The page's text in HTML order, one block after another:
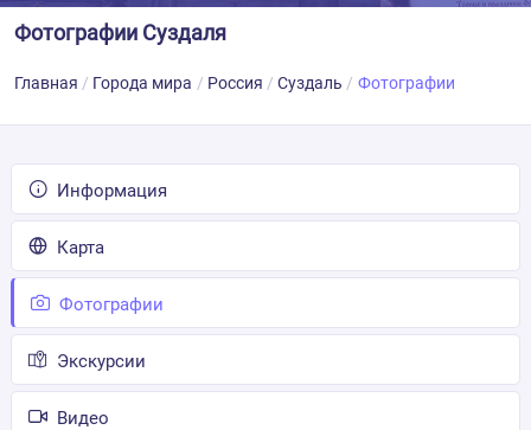
Фотографии Суздаля
Главная Города мира Россия Суздаль Фотографии
Информация
Карта
Фотографии
Экскурсии
Видео